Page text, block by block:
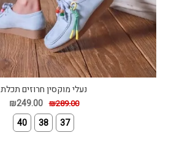
נעלי מוקסין חרוזים תכלת
₪289.00
₪249.00
37
38
40